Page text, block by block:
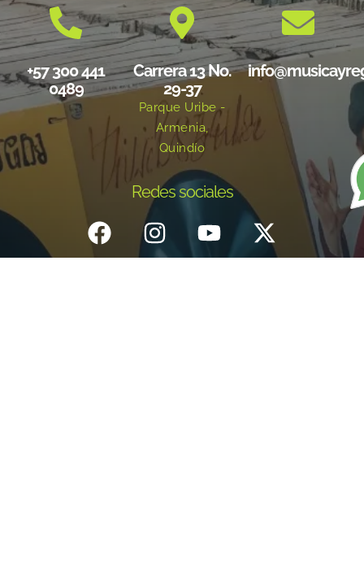
+57 300 441
0489
Carrera 13 No.
29-37
Parque Uribe -
Armenia,
Quindío
Redes sociales